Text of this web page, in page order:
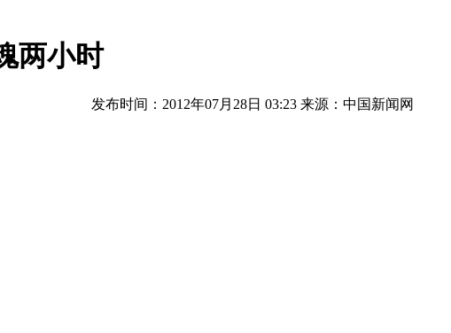
两小时
发布时间：2012年07月28日 03:23 来源：中国新闻网